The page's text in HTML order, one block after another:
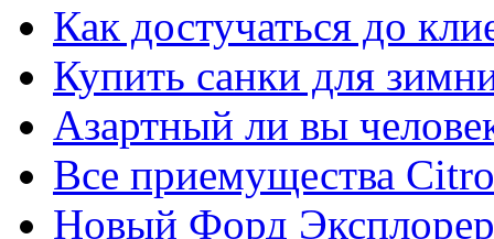
Как достучаться до
Купить санки для
Азартный ли вы
Все приемущества
Новый Форд